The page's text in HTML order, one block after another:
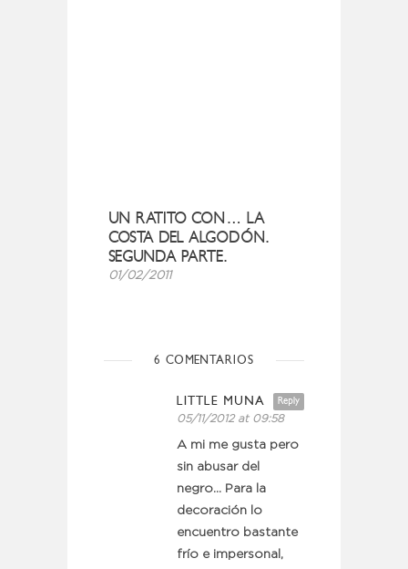
UN RATITO CON… LA
COSTA DEL ALGODÓN.
SEGUNDA PARTE.
01/02/2011
6 COMENTARIOS
Reply
LITTLE MUNA
05/11/2012 at 09:58
A mi me gusta pero
sin abusar del
negro… Para la
decoración lo
encuentro bastante
frío e impersonal,